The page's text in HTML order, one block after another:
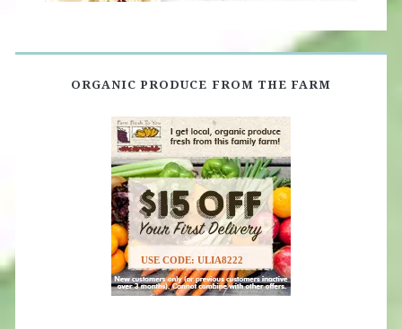
ORGANIC PRODUCE FROM THE FARM
USE CODE: ULIA8222